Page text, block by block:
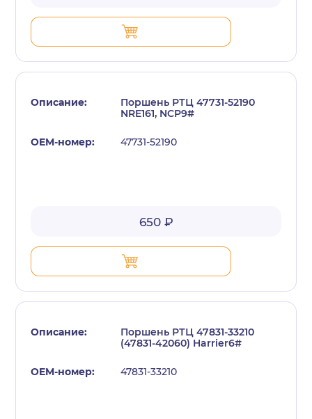
Поршень РТЦ 47731-52190
NRE161, NCP9#
47731-52190
650 ₽
Поршень РТЦ 47831-33210
(47831-42060) Harrier6#
47831-33210